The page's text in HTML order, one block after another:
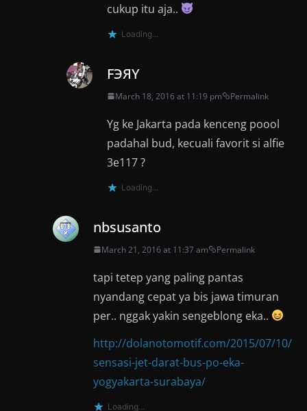
cukup itu aja..
Loading...
FЭЯY
March 18, 2016 at 11:19 pm Permalink
Yg ke Jakarta pada kenceng poool
padahal bud, kecuali favorit si alfie
3e117 ?
Loading...
nbsusanto
March 21, 2016 at 11:37 am Permalink
tapi tetep yang paling pantas
nyandang cepat ya bis jawa timuran
per.. nggak yakin sengeblong eka..
http://dolanotomotif.com/2015/07/10/
sensasi-jet-darat-bus-po-eka-
yogyakarta-surabaya/
Loading...